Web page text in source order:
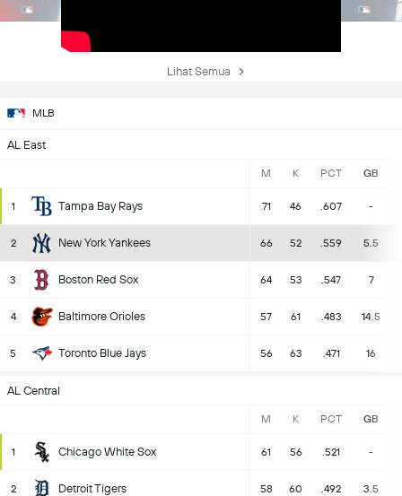
MLB
AL East
M K PCT GB
1 Tampa Bay Rays 71 46 .607 -
2 New York Yankees 66 52 .559 5.5
3 Boston Red Sox 64 53 .547 7
4 Baltimore Orioles 57 61 .483 14.5
5 Toronto Blue Jays 56 63 .471 16
AL Central
M K PCT GB
1 Chicago White Sox 61 56 .521 -
2 Detroit Tigers 58 60 .492 3.5
Lihat Semua